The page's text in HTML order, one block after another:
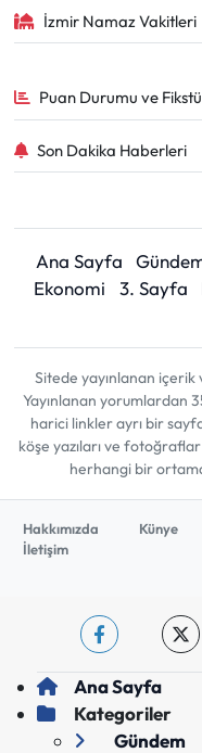
İzmir Namaz Vakitleri
Puan Durumu ve
Son Dakika Haberleri
Ana Sayfa
Ekonomi
3. Sayfa
Sitede yayınlanan
Yayınlanan yorumlardan
harici linkler ayrı bir
köşe yazıları ve
herhangi bir
Hakkımızda
Künye
İletişim
Ana Sayfa
Kategoriler
Gündem